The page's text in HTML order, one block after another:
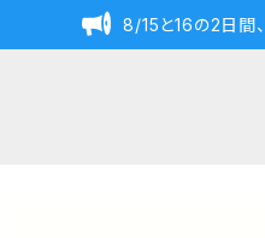
8/15と16の2日間